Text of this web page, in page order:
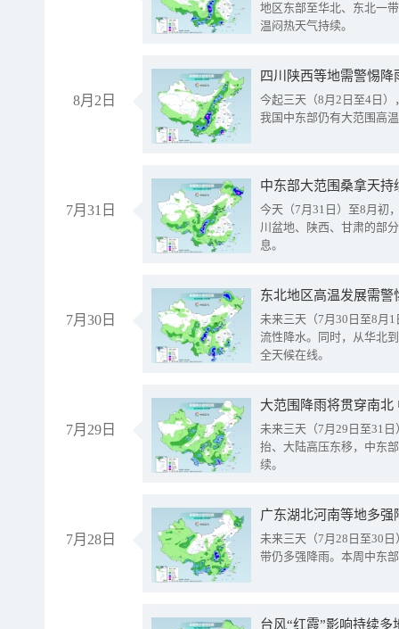
地区东部至华北、东北一
温闷热天气持续。
8月2日
今起三天（8月2日至4日
我国中东部仍有大范围高
7月31日
中东部大范围桑拿天
今天（7月31日）至8月初
川盆地、陕西、甘肃的部
息。
7月30日
东北地区高温发展需
未来三天（7月30日至8月
流性降水。同时，从华北
全天候在线。
7月29日
大范围降雨将贯穿南
未来三天（7月29日至31
抬、大陆高压东移，中东
续。
7月28日
广东湖北河南等地多
未来三天（7月28日至30
带仍多强降雨。本周中东
台风“红霞”影响持续